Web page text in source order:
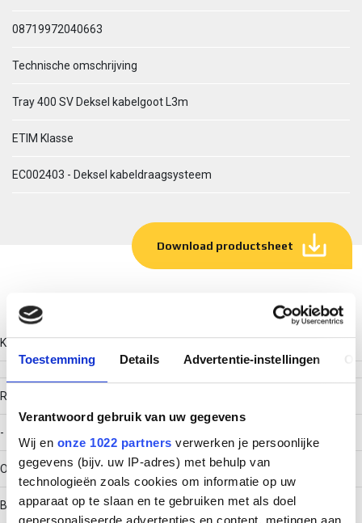
Toestemming Details Advertentie-instellingen
Verantwoord gebruik van uw gegevens
Wij en onze 1022 partners verwerken je persoonlijke
gegevens (bijv. uw IP-adres) met behulp van
technologieën zoals cookies om informatie op uw
apparaat op te slaan en te gebruiken met als doel
gepersonaliseerde advertenties en content, metingen aan
08719972040663
Technische omschrijving
Tray 400 SV Deksel kabelgoot L3m
ETIM Klasse
EC002403 - Deksel kabeldraagsysteem
Download productsheet
Technische gegevens
Kleur
RAL-nummer
-
Oppervlaktebescherming
Bandverzinkt (sendzimir verzinkt)